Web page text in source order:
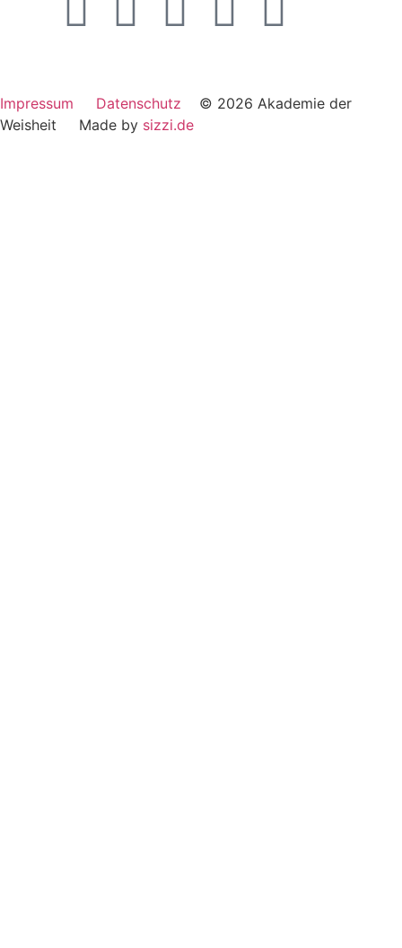
Impressum Datenschutz © 2026 Akademie der
Weisheit Made by sizzi.de